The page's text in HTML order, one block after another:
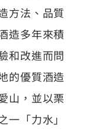
方法、品質
造多年來積
和改進而問
的優質酒造
山，並以栗
「力水」